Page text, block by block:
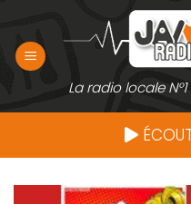
contenu
La radio locale